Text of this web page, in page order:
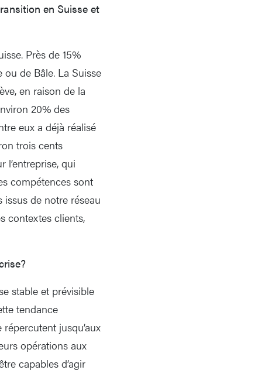
en Suisse et
Près de 15%
ou de Bâle. La Suisse
en raison de la
20% des
eux a déjà réalisé
trois cents
qui
compétences sont
de notre réseau
contextes clients,
stable et prévisible
tendance
jusqu’aux
opérations aux
capables d’agir